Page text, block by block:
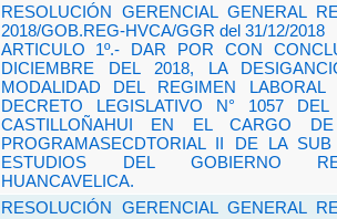
RESOLUCIÓN GERENCIAL GENERAL
2018/GOB.REG-HVCA/GGR del 31/12/2018
ARTICULO 1º.- DAR POR CON
DICIEMBRE DEL 2018, LA
MODALIDAD DEL REGIMEN LABORAL
DECRETO LEGISLATIVO N° 1057
CASTILLOÑAHUI EN EL CARGO DE
PROGRAMASECDTORIAL II DE LA
ESTUDIOS DEL GOBIERNO
HUANCAVELICA.
RESOLUCIÓN GERENCIAL GENERAL